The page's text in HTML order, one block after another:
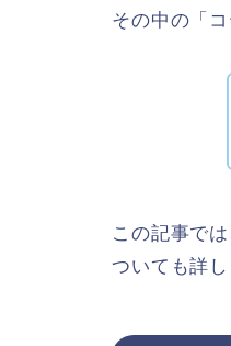
その中の「
この記事で
ついても詳